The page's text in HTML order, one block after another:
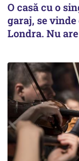
O casă cu o
garaj, se vinde
Londra. Nu